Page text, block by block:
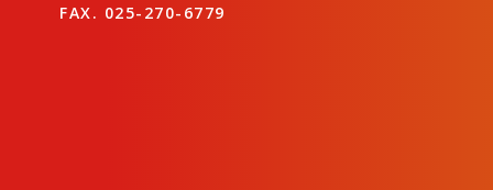
FAX. 025-270-6779